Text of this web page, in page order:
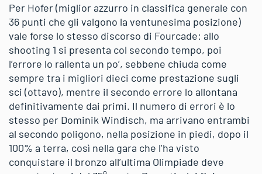
Per Hofer (miglior azzurro in classifica generale con
36 punti che gli valgono la ventunesima posizione)
vale forse lo stesso discorso di Fourcade: allo
shooting 1 si presenta col secondo tempo, poi
l’errore lo rallenta un po’, sebbene chiuda come
sempre tra i migliori dieci come prestazione sugli
sci (ottavo), mentre il secondo errore lo allontana
definitivamente dai primi. Il numero di errori è lo
stesso per Dominik Windisch, ma arrivano entrambi
al secondo poligono, nella posizione in piedi, dopo il
100% a terra, così nella gara che l’ha visto
conquistare il bronzo all’ultima Olimpiade deve